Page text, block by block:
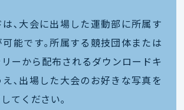
､大会に出場した運動部に所属す
能です｡所属する競技団体または
ーから配布されるダウンロードキ
､出場した大会のお好きな写真を
てください｡